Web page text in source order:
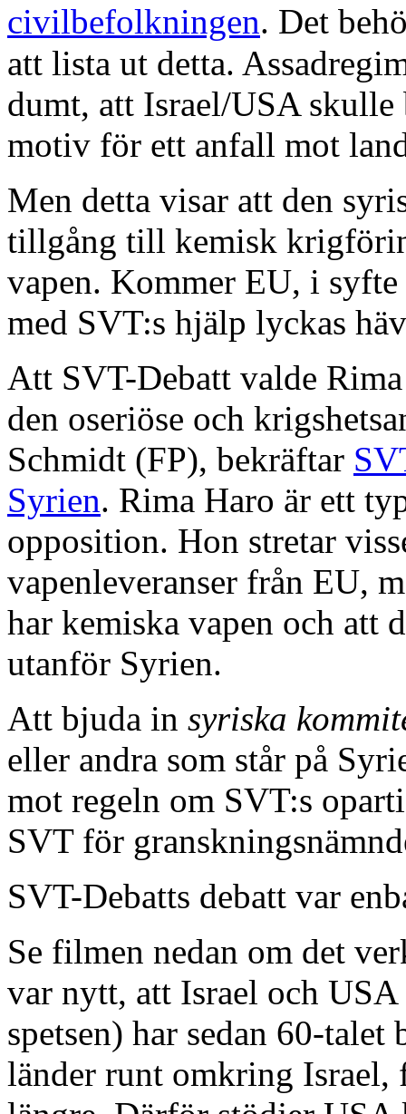
civilbefolkningen. Det
att lista ut detta.
dumt, att Israel/USA skulle
motiv för ett anfall mot
Men detta visar att den
tillgång till kemisk
vapen. Kommer EU, i
med SVT:s hjälp lyckas
Att SVT-Debatt valde
den oseriöse och
Schmidt (FP), bekräftar
Syrien. Rima Haro är ett
opposition. Hon stretar
vapenleveranser från EU,
har kemiska vapen och att
utanför Syrien.
Att bjuda in syriska
eller andra som står på
mot regeln om SVT:s
SVT för
SVT-Debatts debatt var
Se filmen nedan om det
var nytt, att Israel och
spetsen) har sedan 60-
länder runt omkring Israel,